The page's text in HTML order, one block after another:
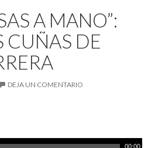
A MANO”:
CUÑAS DE
DEJA UN COMENTARIO
00:00